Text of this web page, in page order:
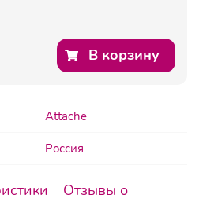
В корзину
Attache
Россия
Отзывы о